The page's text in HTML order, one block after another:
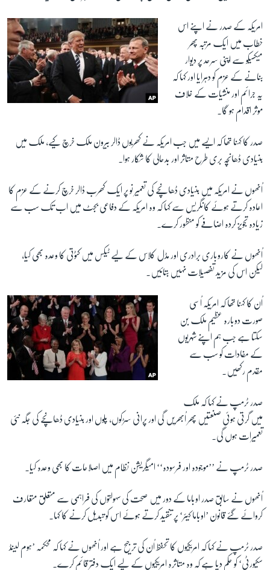
امریکہ کے صدر نے اپنے اس
خطاب میں ایک مرتبہ پھر
میکسیکو سے اپنی سرحد پر دیوار
بنانے کے عزم کو دہرایا اور کہا کہ
یہ جرائم اور منشیات کے خلاف
موثر اقدام ہو گا۔
صدر کا کہنا تھا کہ ایسے میں جب امریکہ نے کھربوں ڈالر بیرون ملک خرچ کیے، ملک میں
بنیادی ڈھانچہ بری طرح متاثر اور بدحالی کا شکار ہوا۔
اُنھوں نے امریکہ میں بنیادی ڈھانچے کی تعمیر نو پر ایک کھرب ڈالر خرچ کرنے کے عزم کا
اعادہ کرتے ہوئے کانگریس سے کہا کہ وہ امریکہ کے دفاعی بجٹ میں اب تک سب سے
زیادہ تجویز کردہ اضافے کو منظور کرے۔
اُنھوں نے کاروباری برادری اور مڈل کلاس کے لیے ٹیکس میں کٹوتی کا وعدہ بھی کیا،
لیکن اس کی مزید تفصیلات نہیں بتائیں۔
اُن کا کہنا تھا کہ امریکہ اُسی
صورت دوبارہ عظیم ملک بن
سکتا ہے جب ہم اپنے شہریوں
کے مفادات کو سب سے
مقدم رکھیں۔
صدر ٹرمپ نے کہا کہ ملک
میں گرتی ہوئی صنعتیں پھر اُبھریں گی اور پرانی سڑکوں، پلوں اور بنیادی ڈھانچے کی جگہ نئی
تعمیرات ہوں گی۔
صدر ٹرمپ نے ’’موجودہ اور فرسودہ‘‘ امیگریشن نظام میں اصلاحات کا بھی وعدہ کیا۔
اُنھوں نے سابق صدر اوباما کے دور میں صحت کی سہولتوں کی فراہمی سے متعلق متعارف
کروائے گئے قانون ’اوباما کیئر‘ پر تنقید کرتے ہوئے اس کو تبدیل کرنے کا کہا۔
صدر ٹرمپ نے کہا کہ امریکیوں کا تحفظ اُن کی ترجیح ہے اور اُنھوں نے کہا کہ محکمہ ’ہوم لینڈ
سکیورٹی‘ کو حکم دیا ہے کہ وہ متاثرہ امریکیوں کے لیے ایک دفتر قائم کرے۔